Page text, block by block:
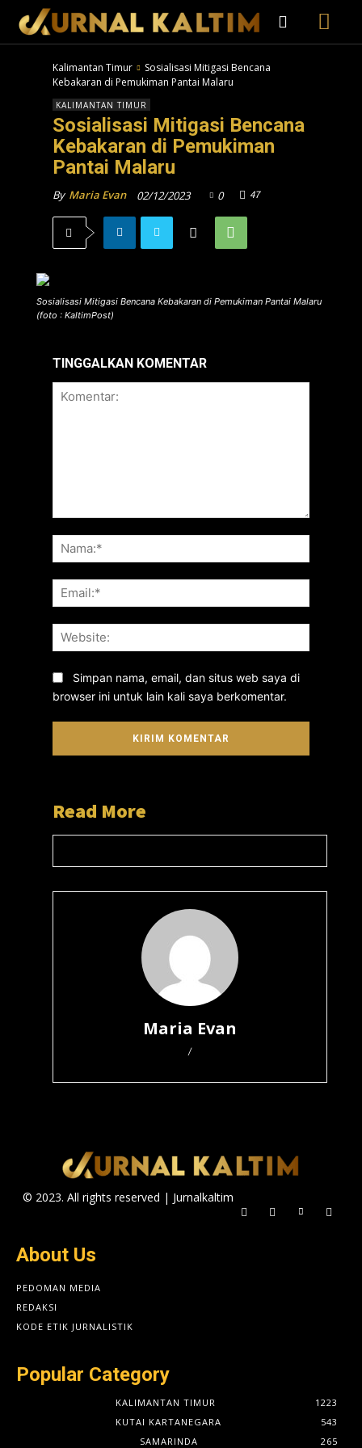
Kalimantan Timur
Sosialisasi Mitigasi Bencana
Kebakaran di Pemukiman Pantai Malaru
KALIMANTAN TIMUR
Sosialisasi Mitigasi Bencana
Kebakaran di Pemukiman
Pantai Malaru
By Maria Evan 02/12/2023 0 47
Sosialisasi Mitigasi Bencana Kebakaran di Pemukiman Pantai Malaru
(foto : KaltimPost)
TINGGALKAN KOMENTAR
Simpan nama, email, dan situs web saya di
browser ini untuk lain kali saya berkomentar.
Read More
Maria Evan
/
© 2023. All rights reserved | Jurnalkaltim
About Us
PEDOMAN MEDIA
REDAKSI
KODE ETIK JURNALISTIK
Popular Category
KALIMANTAN TIMUR
1223
KUTAI KARTANEGARA
543
SAMARINDA
265